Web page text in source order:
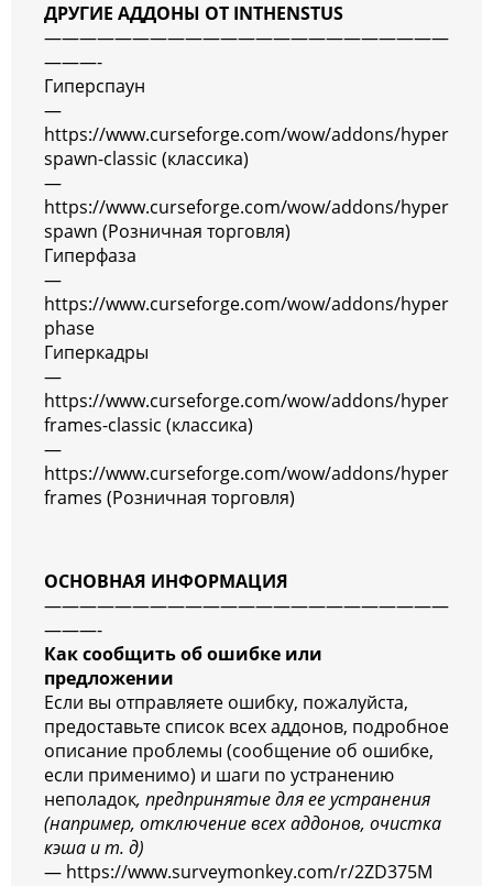
ДРУГИЕ АДДОНЫ ОТ INTHENSTUS
———————————————————————
———-
Гиперспаун
—
https://www.curseforge.com/wow/addons/hyper
spawn-classic (классика)
—
https://www.curseforge.com/wow/addons/hyper
spawn (Розничная торговля)
Гиперфаза
—
https://www.curseforge.com/wow/addons/hyper
phase
Гиперкадры
—
https://www.curseforge.com/wow/addons/hyper
frames-classic (классика)
—
https://www.curseforge.com/wow/addons/hyper
frames (Розничная торговля)
ОСНОВНАЯ ИНФОРМАЦИЯ
———————————————————————
———-
Как сообщить об ошибке или
предложении
Если вы отправляете ошибку, пожалуйста,
предоставьте список всех аддонов, подробное
описание проблемы (сообщение об ошибке,
если применимо) и шаги по устранению
неполадок, предпринятые для ее устранения
(например, отключение всех аддонов, очистка
кэша и т. д)
— https://www.surveymonkey.com/r/2ZD375M